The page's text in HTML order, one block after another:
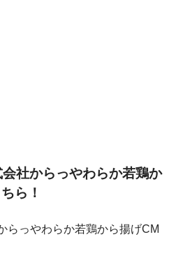
社からっやわらか若鶏か
ら！
らっやわらか若鶏から揚げCM